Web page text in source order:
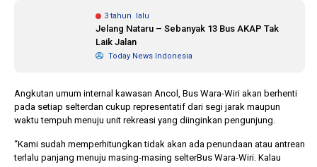
3 tahun lalu
Jelang Nataru – Sebanyak 13 Bus AKAP Tak
Laik Jalan
Today News Indonesia
Angkutan umum internal kawasan Ancol, Bus Wara-Wiri akan berhenti
pada setiap selterdan cukup representatif dari segi jarak maupun
waktu tempuh menuju unit rekreasi yang diinginkan pengunjung.
“Kami sudah memperhitungkan tidak akan ada penundaan atau antrean
terlalu panjang menuju masing-masing selterBus Wara-Wiri. Kalau